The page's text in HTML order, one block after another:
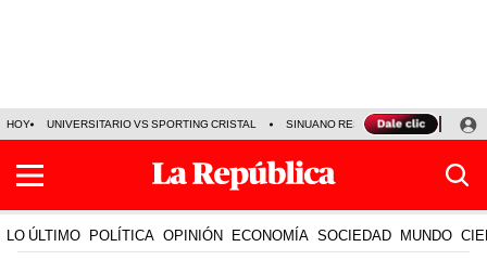
HOY UNIVERSITARIO VS SPORTING CRISTAL SINUANO RESULTADOS HOY
LO ÚLTIMO POLÍTICA OPINIÓN ECONOMÍA SOCIEDAD MUNDO